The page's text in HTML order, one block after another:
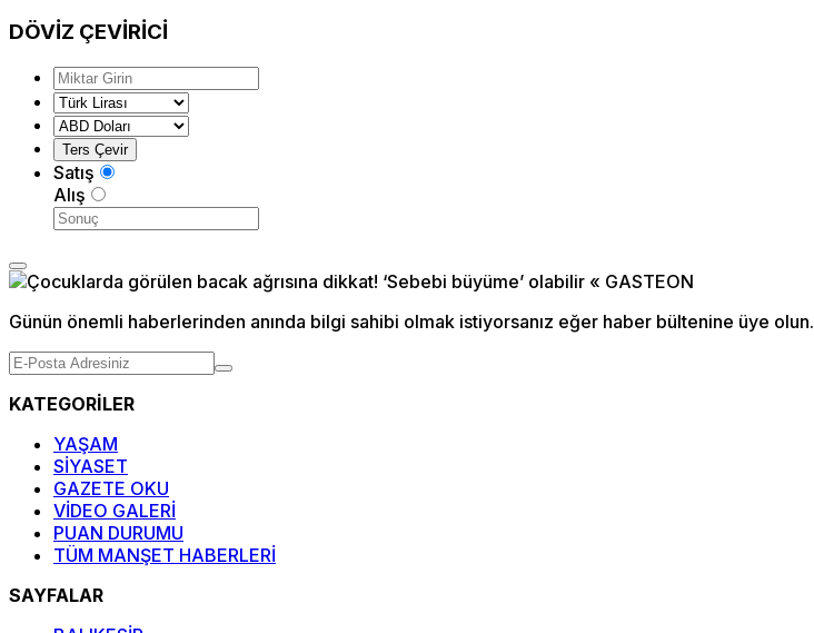
DÖVİZ ÇEVİRİCİ
Satış
Alış
Günün önemli haberlerinden anında bilgi sahibi olmak istiyorsanız eğer haber bültenine üye olun.
KATEGORİLER
YAŞAM
SİYASET
GAZETE OKU
VİDEO GALERİ
PUAN DURUMU
TÜM MANŞET HABERLERİ
SAYFALAR